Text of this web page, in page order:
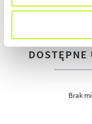
DOSTĘPNE
Brak